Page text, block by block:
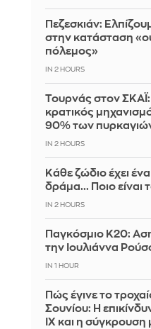
Πεζεσκιάν:
στην κατάσταση
πόλεμος»
IN 2 HOURS
Τουρνάς στον
κρατικός
90% των
IN 2 HOURS
Κάθε ζώδιο έχει
δράμα... Ποιο είναι
IN 2 HOURS
Παγκόσμιο Κ20:
την Ιουλιάννα
IN 1 HOUR
Πώς έγινε το
Σουνίου: Η
ΙΧ και η